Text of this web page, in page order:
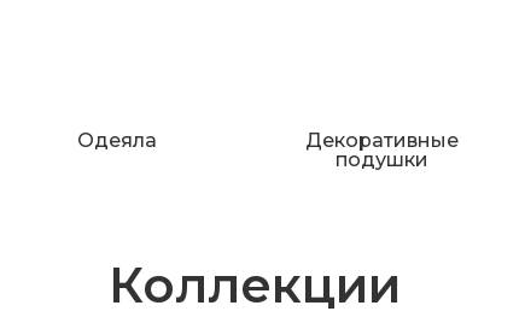
Одеяла
Декоративные
подушки
Коллекции